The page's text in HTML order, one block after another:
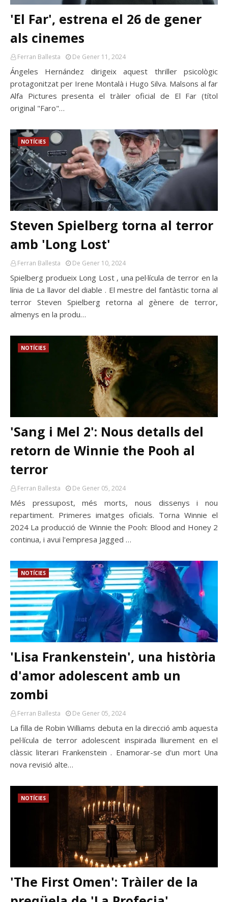
'El Far', estrena el 26 de gener
als cinemes
Ferran Ballesta De Gener 11, 2024
Ángeles Hernández dirigeix aquest thriller psicològic
protagonitzat per Irene Montalà i Hugo Silva. Malsons al far
Alfa Pictures presenta el tràiler oficial de El Far (títol
original "Faro"…
NOTÍCIES
Steven Spielberg torna al terror
amb 'Long Lost'
Ferran Ballesta De Gener 10, 2024
Spielberg produeix Long Lost , una pel·lícula de terror en la
línia de La llavor del diable . El mestre del fantàstic torna al
terror Steven Spielberg retorna al gènere de terror,
almenys en la produ…
NOTÍCIES
'Sang i Mel 2': Nous detalls del
retorn de Winnie the Pooh al
terror
Ferran Ballesta De Gener 05, 2024
Més pressupost, més morts, nous dissenys i nou
repartiment. Primeres imatges oficials. Torna Winnie el
2024 La producció de Winnie the Pooh: Blood and Honey 2
continua, i avui l'empresa Jagged …
NOTÍCIES
'Lisa Frankenstein', una història
d'amor adolescent amb un
zombi
Ferran Ballesta De Gener 05, 2024
La filla de Robin Williams debuta en la direcció amb aquesta
pel·lícula de terror adolescent inspirada lliurement en el
clàssic literari Frankenstein . Enamorar-se d'un mort Una
nova revisió alte…
NOTÍCIES
'The First Omen': Tràiler de la